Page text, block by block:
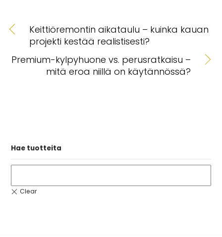
Keittiöremontin aikataulu – kuinka kauan
projekti kestää realistisesti?
Premium-kylpyhuone vs. perusratkaisu –
mitä eroa niillä on käytännössä?
Hae tuotteita